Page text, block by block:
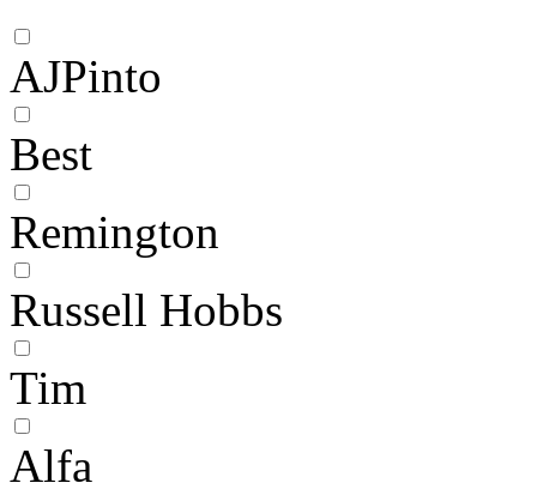
AJPinto
Best
Remington
Russell Hobbs
Tim
Alfa